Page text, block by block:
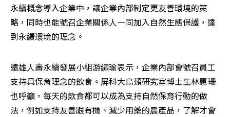
永續概念導入企業中，讓企業內部制定更友善環境的策
略，同時也能號召企業關係人一同加入自然生態保護，達
到永續環境的理念。
遠雄人壽永續發展小組游繡瑜表示，企業內部會號召員工
支持具保育理念的飲食。屏科大鳥類研究室博士生林惠珊
也呼籲，每天的飲食都可以成為支持自然保育行動的做
法，例如支持友善跟有機、減少用藥的農產品，了解才會